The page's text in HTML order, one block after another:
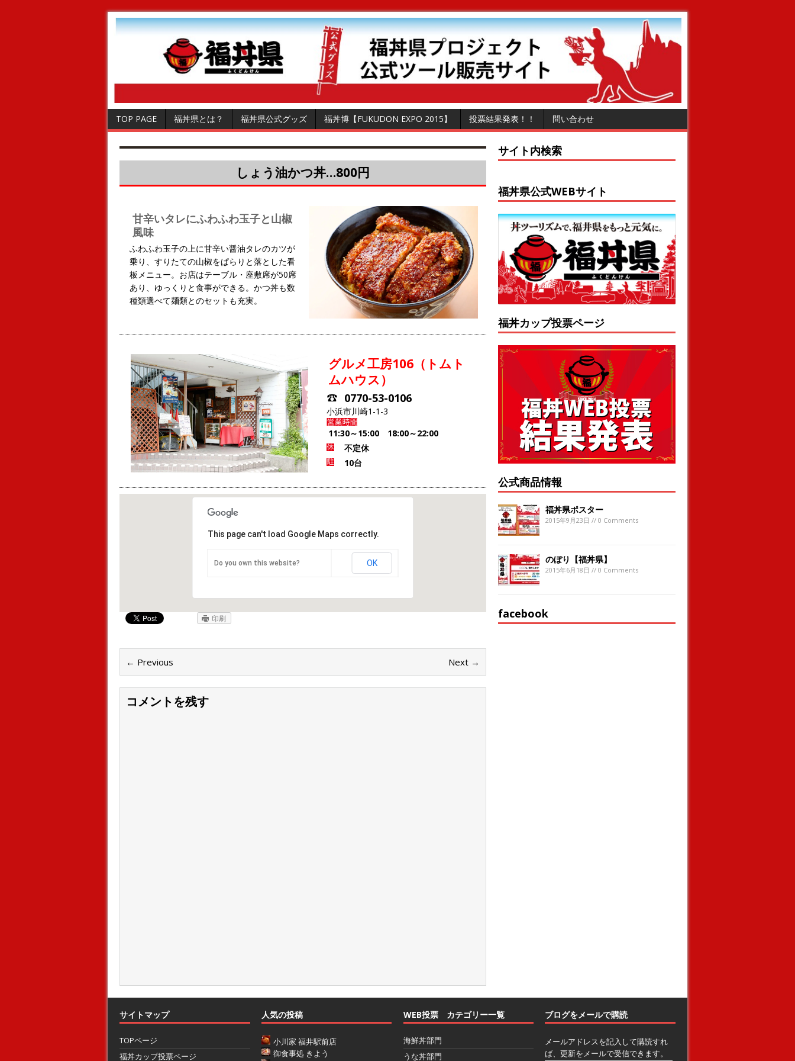
TOP PAGE 福丼県とは？ 福丼県公式グッズ 福丼博【FUKUDON EXPO 2015】 投票結果発表！！ 問い合わせ
しょう油かつ丼…800円
甘辛いタレにふわふわ玉子と山椒
風味
ふわふわ玉子の上に甘辛い醤油タレのカツが
乗り、すりたての山椒をぱらりと落とした看
板メニュー。お店はテーブル・座敷席が50席
あり、ゆっくりと食事ができる。かつ丼も数
種類選べて麺類とのセットも充実。
グルメ工房106（トムト
ムハウス）
0770-53-0106
小浜市川崎1-1-3
11:30～15:00 18:00～22:00
不定休
10台
This page can't load Google Maps correctly.
Do you own this website? OK
印刷
← Previous Next →
コメントを残す
サイト内検索
福丼県公式WEBサイト
福丼カップ投票ページ
公式商品情報
福丼県ポスター
2015年9月23日 // 0 Comments
のぼり【福丼県】
2015年6月18日 // 0 Comments
facebook
サイトマップ
TOPページ
福丼カップ投票ページ
人気の投稿
小川家 福井駅前店
御食事処 きよう
WEB投票 カテゴリー一覧
海鮮丼部門
うな丼部門
ブログをメールで購読
メールアドレスを記入して購読すれ
ば、更新をメールで受信できます。